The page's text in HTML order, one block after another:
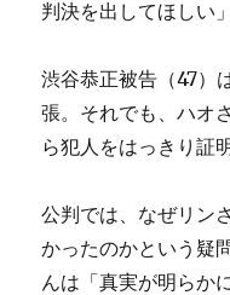
判決を出してほしい
渋谷恭正被告（47）
張。それでも、ハオ
ら犯人をはっきり証
公判では、なぜリン
かったのかという疑
んは「真実が明らか